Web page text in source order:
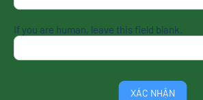
If you are human, leave this field blank.
XÁC NHẬN